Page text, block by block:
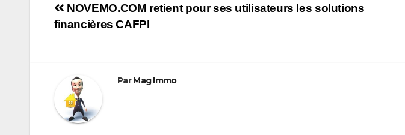
Navigation
NOVEMO.COM retient pour ses utilisateurs les solutions
financières CAFPI
ParMag Immo